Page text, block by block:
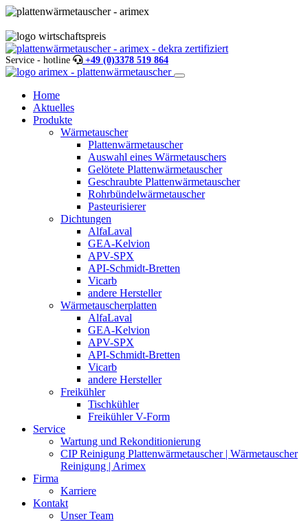
Service - hotline +49 (0)3378 519 864
Home
Aktuelles
Produkte
Wärmetauscher
Plattenwärmetauscher
Auswahl eines Wärmetauschers
Gelötete Plattenwärmetauscher
Geschraubte Plattenwärmetauscher
Rohrbündelwärmetauscher
Pasteurisierer
Dichtungen
AlfaLaval
GEA-Kelvion
APV-SPX
API-Schmidt-Bretten
Vicarb
andere Hersteller
Wärmetauscherplatten
AlfaLaval
GEA-Kelvion
APV-SPX
API-Schmidt-Bretten
Vicarb
andere Hersteller
Freikühler
Tischkühler
Freikühler V-Form
Service
Wartung und Rekonditionierung
CIP Reinigung Plattenwärmetauscher | Wärmetauscher
Reinigung | Arimex
Firma
Karriere
Kontakt
Unser Team